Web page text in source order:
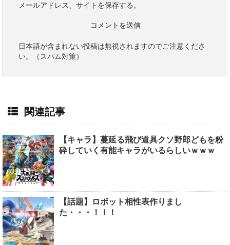
メールアドレス、サイトを保存する。
日本語が含まれない投稿は無視されますのでご注意くださ
い。（スパム対策）
関連記事
【キャラ】蔓延る飛び道具クソ野郎どもを粉
砕していく有能キャラがいるらしいｗｗｗ
【話題】ロボット相性表作りまし
た・・・！！！